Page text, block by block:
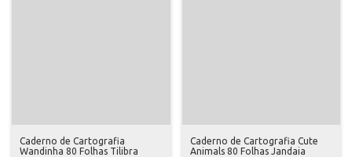
Caderno de Cartografia
Wandinha 80 Folhas Tilibra
Caderno de Cartografia Cute
Animals 80 Folhas Jandaia